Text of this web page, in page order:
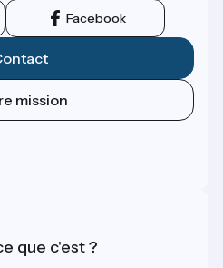
Facebook
mission
que c'est ?